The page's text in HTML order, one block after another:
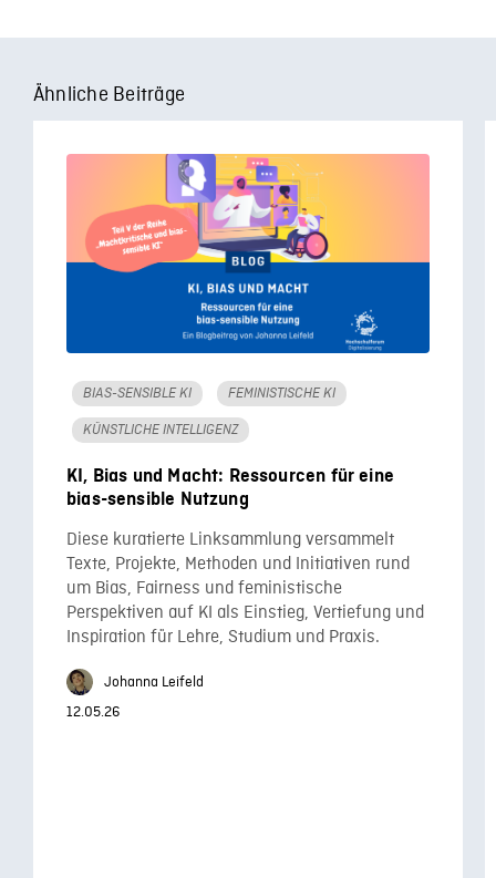
Ähnliche Beiträge
BIAS-SENSIBLE KI FEMINISTISCHE KI
KÜNSTLICHE INTELLIGENZ
KI, Bias und Macht: Ressourcen für eine
bias-sensible Nutzung
Diese kuratierte Linksammlung versammelt
Texte, Projekte, Methoden und Initiativen rund
um Bias, Fairness und feministische
Perspektiven auf KI als Einstieg, Vertiefung und
Inspiration für Lehre, Studium und Praxis.
Johanna Leifeld
12.05.26